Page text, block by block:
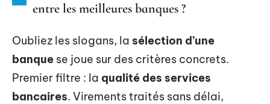
entre les meilleures banques ?
Oubliez les slogans, la sélection d’une
banque se joue sur des critères concrets.
Premier filtre : la qualité des services
bancaires. Virements traités sans délai,